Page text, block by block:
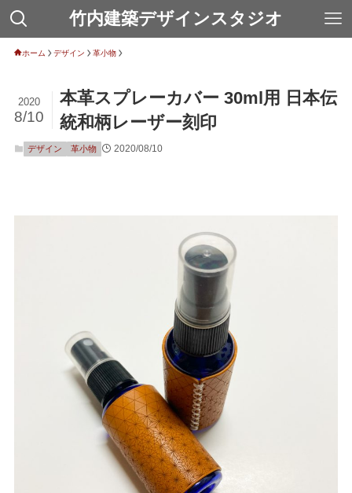
竹内建築デザインスタジオ
ホーム デザイン 革小物
本革スプレーカバー 30ml用 日本伝
統和柄レーザー刻印
2020
8/10
デザイン 革小物 2020/08/10